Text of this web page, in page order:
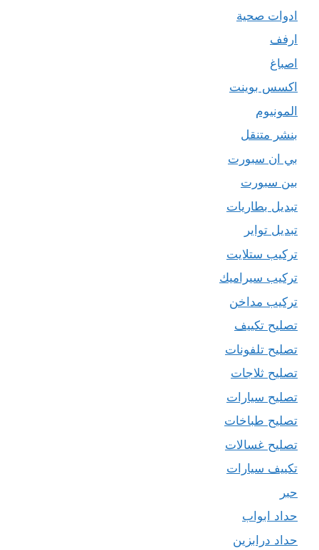
ادوات صحية
ارفف
اصباغ
اكسس بوينت
المونيوم
بنشر متنقل
بي ان سبورت
بين سبورت
تبديل بطاريات
تبديل تواير
تركيب ستلايت
تركيب سيراميك
تركيب مداخن
تصليح تكييف
تصليح تلفونات
تصليح ثلاجات
تصليح سيارات
تصليح طباخات
تصليح غسالات
تكييف سيارات
حبر
حداد ابواب
حداد درابزين